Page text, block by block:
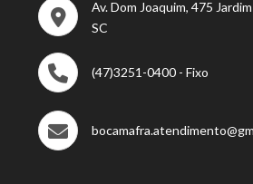
Av. Dom Joaquim, 475
SC
(47)3251-0400 - Fixo